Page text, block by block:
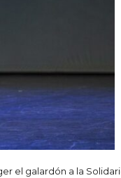
galardón a la